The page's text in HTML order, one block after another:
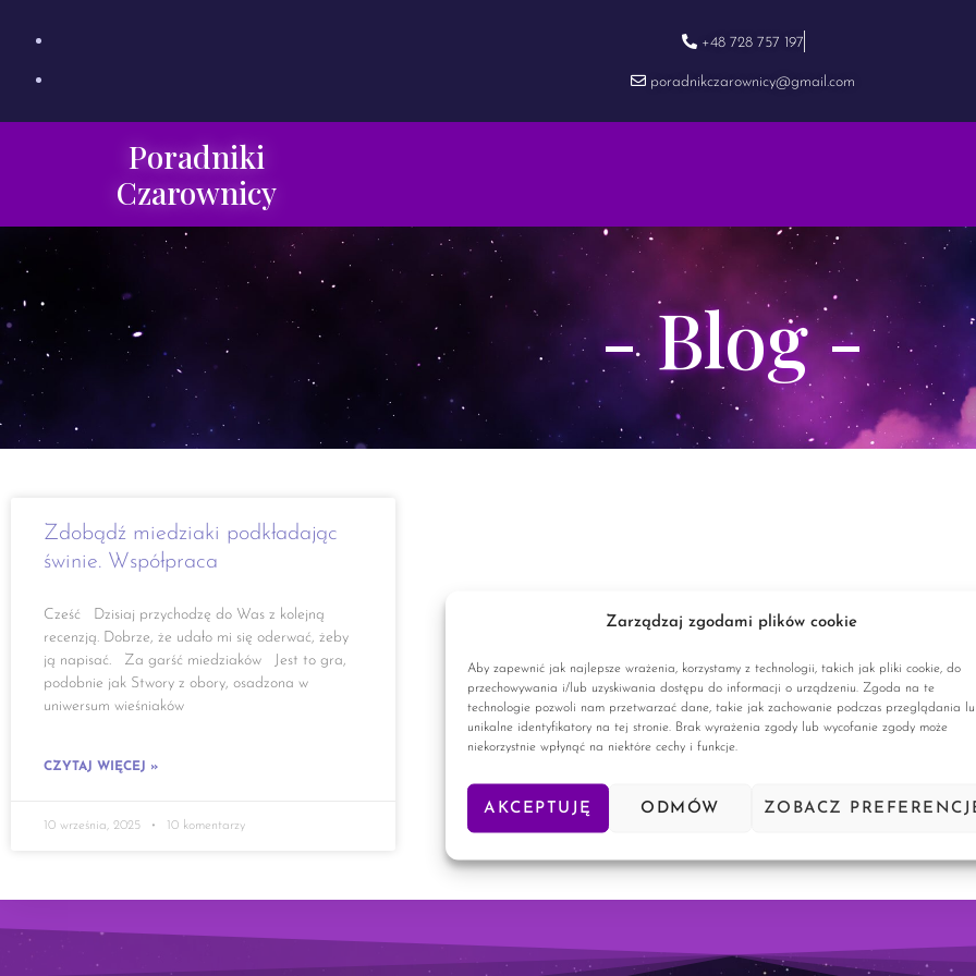
Zarządzaj zgodami plików cookie
Aby zapewnić jak najlepsze wrażenia, korzystamy z technologii, takich jak pliki cookie, do
przechowywania i/lub uzyskiwania dostępu do informacji o urządzeniu. Zgoda na te
technologie pozwoli nam przetwarzać dane, takie jak zachowanie podczas przeglądania
unikalne identyfikatory na tej stronie. Brak wyrażenia zgody lub wycofanie zgody może
niekorzystnie wpłynąć na niektóre cechy i funkcje.
AKCEPTUJĘ ODMÓW ZOBACZ
+48 728 757 197
poradnikczarownicy@gmail.com
Poradniki
Czarownicy
- Blog -
Zdobądź miedziaki podkładając
świnie. Współpraca
Cześć Dzisiaj przychodzę do Was z kolejną
recenzją. Dobrze, że udało mi się oderwać, żeby
ją napisać. Za garść miedziaków Jest to gra,
podobnie jak Stwory z obory, osadzona w
uniwersum wieśniaków
CZYTAJ WIĘCEJ »
10 września, 2025 10 komentarzy